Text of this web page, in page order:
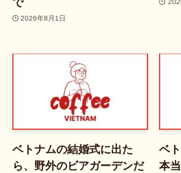
2026年8月1日
ベトナムの結婚式に出た
ら、野外のビアガーデンだ
ベ
本